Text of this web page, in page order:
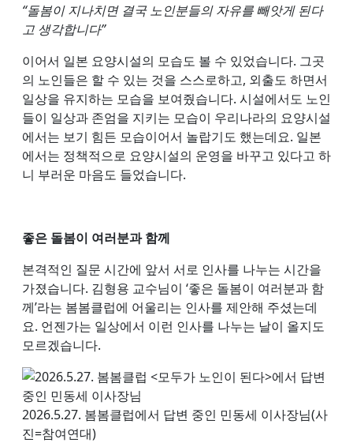
“돌봄이 지나치면 결국 노인분들의 자유를 빼앗게 된다
고 생각합니다”
이어서 일본 요양시설의 모습도 볼 수 있었습니다. 그곳
의 노인들은 할 수 있는 것을 스스로하고, 외출도 하면서
일상을 유지하는 모습을 보여줬습니다. 시설에서도 노인
들이 일상과 존엄을 지키는 모습이 우리나라의 요양시설
에서는 보기 힘든 모습이어서 놀랍기도 했는데요. 일본
에서는 정책적으로 요양시설의 운영을 바꾸고 있다고 하
니 부러운 마음도 들었습니다.
좋은 돌봄이 여러분과 함께
본격적인 질문 시간에 앞서 서로 인사를 나누는 시간을
가졌습니다. 김형용 교수님이 ‘좋은 돌봄이 여러분과 함
께’라는 봄봄클럽에 어울리는 인사를 제안해 주셨는데
요. 언젠가는 일상에서 이런 인사를 나누는 날이 올지도
모르겠습니다.
2026.5.27. 봄봄클럽에서 답변 중인 민동세 이사장님(사
진=참여연대)